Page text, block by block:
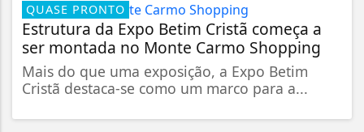
QUASE PRONTO
Estrutura da Expo Betim Cristã começa a
ser montada no Monte Carmo Shopping
Mais do que uma exposição, a Expo Betim
Cristã destaca-se como um marco para a...